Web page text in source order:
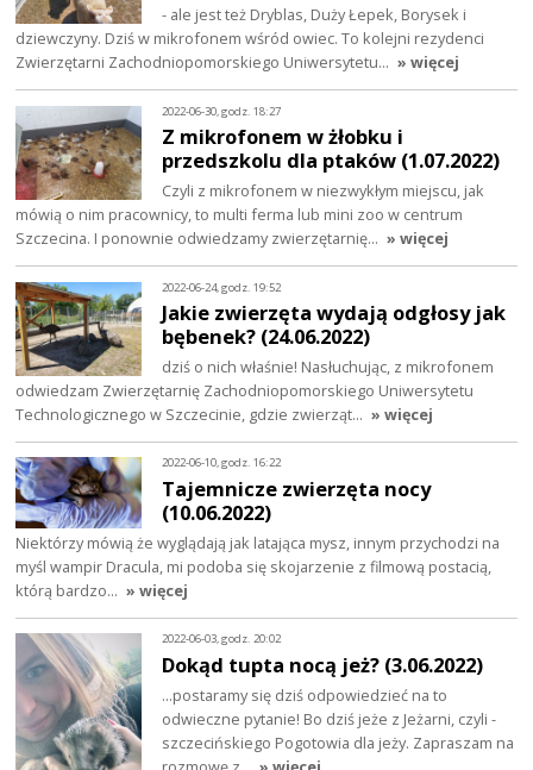
- ale jest też Dryblas, Duży Łepek, Borysek i
dziewczyny. Dziś w mikrofonem wśród owiec. To kolejni rezydenci
Zwierzętarni Zachodniopomorskiego Uniwersytetu… » więcej
2022-06-30, godz. 18:27
Z mikrofonem w żłobku i
przedszkolu dla ptaków (1.07.2022)
Czyli z mikrofonem w niezwykłym miejscu, jak
mówią o nim pracownicy, to multi ferma lub mini zoo w centrum
Szczecina. I ponownie odwiedzamy zwierzętarnię… » więcej
2022-06-24, godz. 19:52
Jakie zwierzęta wydają odgłosy jak
bębenek? (24.06.2022)
dziś o nich właśnie! Nasłuchując, z mikrofonem
odwiedzam Zwierzętarnię Zachodniopomorskiego Uniwersytetu
Technologicznego w Szczecinie, gdzie zwierząt… » więcej
2022-06-10, godz. 16:22
Tajemnicze zwierzęta nocy
(10.06.2022)
Niektórzy mówią że wyglądają jak latająca mysz, innym przychodzi na
myśl wampir Dracula, mi podoba się skojarzenie z filmową postacią,
którą bardzo… » więcej
2022-06-03, godz. 20:02
Dokąd tupta nocą jeż? (3.06.2022)
...postaramy się dziś odpowiedzieć na to
odwieczne pytanie! Bo dziś jeże z Jeżarni, czyli -
szczecińskiego Pogotowia dla jeży. Zapraszam na